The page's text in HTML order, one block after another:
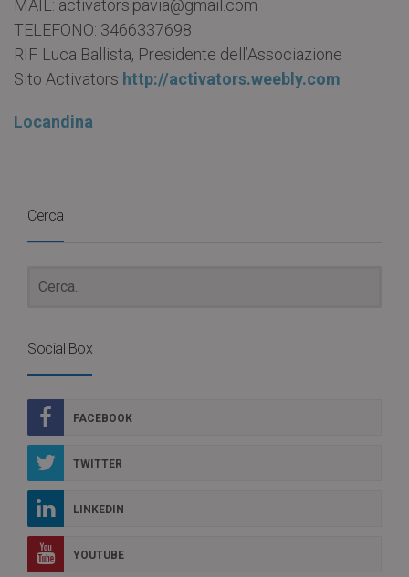
MAIL: activators.pavia@gmail.com
TELEFONO: 3466337698
RIF. Luca Ballista, Presidente dell’Associazione
Sito Activators http://activators.weebly.com
Locandina
Cerca
Social Box
FACEBOOK
TWITTER
LINKEDIN
YOUTUBE